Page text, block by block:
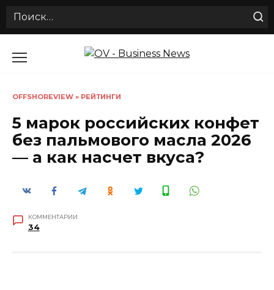
Search
OFFSHOREVIEW » РЕЙТИНГИ
5 марок российских конфет
без пальмового масла 2026
— а как насчет вкуса?
КОММЕНТАРИИ
34